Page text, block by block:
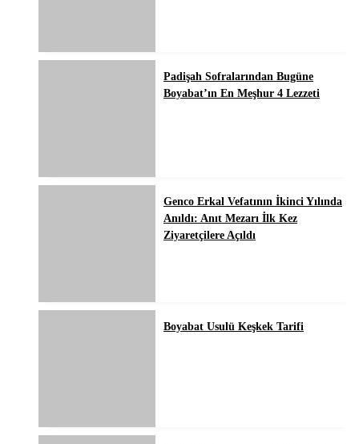
Padişah Sofralarından Bugüne
Boyabat’ın En Meşhur 4 Lezzeti
Genco Erkal Vefatının İkinci Yılında
Anıldı: Anıt Mezarı İlk Kez
Ziyaretçilere Açıldı
Boyabat Usulü Keşkek Tarifi